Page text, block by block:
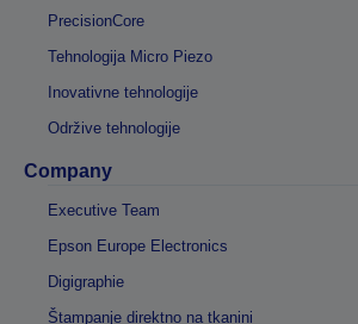
PrecisionCore
Tehnologija Micro Piezo
Inovativne tehnologije
Održive tehnologije
Company
Executive Team
Epson Europe Electronics
Digigraphie
Štampanje direktno na tkanini